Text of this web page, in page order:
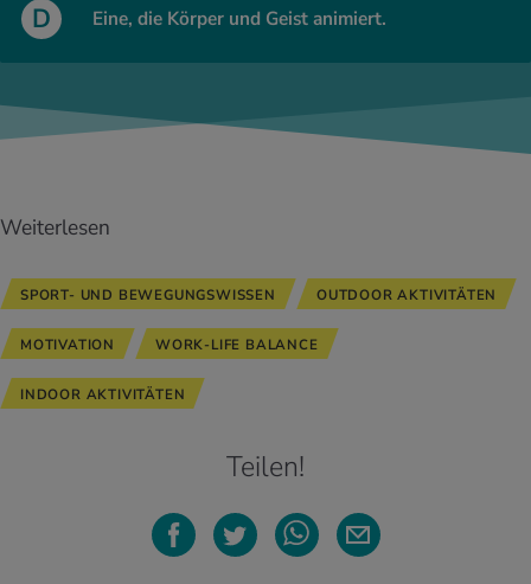
D Eine, die Körper und Geist animiert.
Weiterlesen
SPORT- UND BEWEGUNGSWISSEN OUTDOOR AKTIVITÄTEN
MOTIVATION WORK-LIFE BALANCE
INDOOR AKTIVITÄTEN
Teilen!